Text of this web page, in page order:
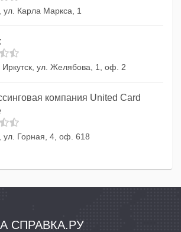
ул. Карла Маркса, 1
Иркутск, ул. Желябова, 1, оф. 2
компания United Card
ул. Горная, 4, оф. 618
СПРАВКА.РУ